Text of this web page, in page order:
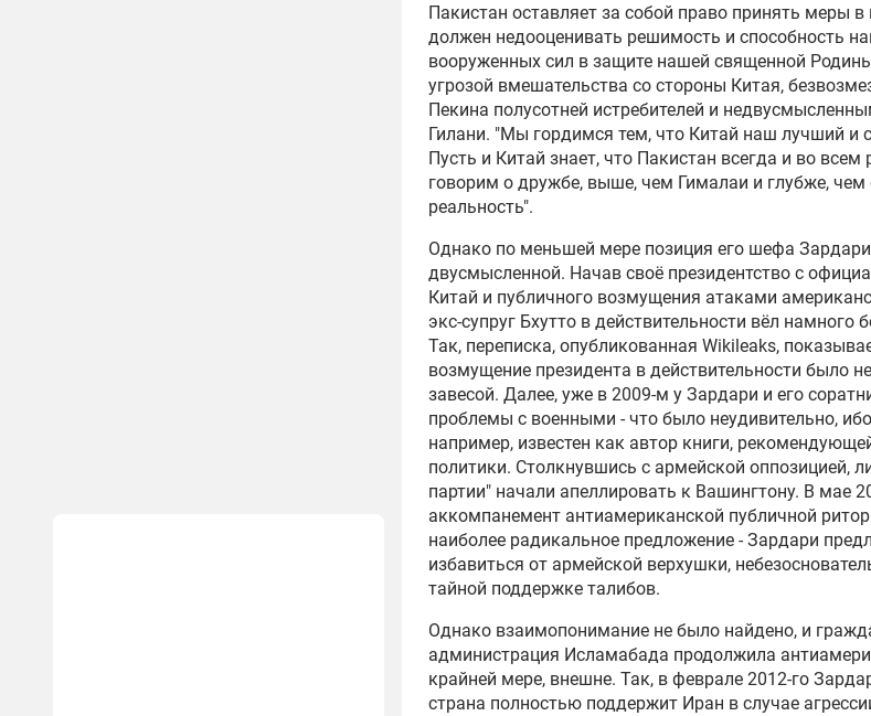
Пакистан оставляет за собой право принять меры
должен недооценивать решимость и способность
вооруженных сил в защите нашей священной
угрозой вмешательства со стороны Китая,
Пекина полусотней истребителей и
Гилани. "Мы гордимся тем, что Китай наш лучший и
Пусть и Китай знает, что Пакистан всегда и во
говорим о дружбе, выше, чем Гималаи и глубже, чем
реальность".
Однако по меньшей мере позиция его шефа
двусмысленной. Начав своё президентство с
Китай и публичного возмущения атаками
экс-супруг Бхутто в действительности вёл намного
Так, переписка, опубликованная Wikileaks,
возмущение президента в действительности было
завесой. Далее, уже в 2009-м у Зардари и его
проблемы с военными - что было неудивительно,
например, известен как автор книги,
политики. Столкнувшись с армейской оппозицией,
партии" начали апеллировать к Вашингтону. В мае
аккомпанемент антиамериканской публичной
наиболее радикальное предложение - Зардари
избавиться от армейской верхушки,
тайной поддержке талибов.
Однако взаимопонимание не было найдено, и
администрация Исламабада продолжила
крайней мере, внешне. Так, в феврале 2012-го
страна полностью поддержит Иран в случае